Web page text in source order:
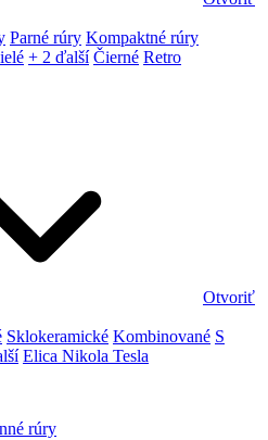
Parné rúry Kompaktné rúry
+ 2 ďalší Čierné Retro
Otvoriť
Sklokeramické Kombinované S
Elica Nikola Tesla
rúry